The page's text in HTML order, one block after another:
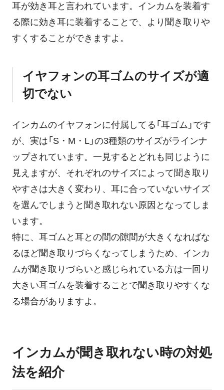
耳が効き耳と言われています。インカムを装着す
る際に効き耳に装着することで、より聞き取りや
すくすることができますよ。
イヤフォンの耳ゴムのサイズが適
切でない
インカムのイヤフォンに付属してる「耳ゴム」です
が、実は「S・M・L」の3種類のサイズがラインナ
ップされています。一見するとどれも同じように
見えますが、それぞれのサイズによって聞き取り
やすさは大きく変わり、耳に合っていないサイズ
を選んでしまうと聞き取れない原因となってしま
います。
特に、耳ゴムと耳との間の隙間が大きくなればな
るほど聞き取りづらくなってしまうため、インカ
ムが聞き取りづらいと感じられている方は一回り
大きい耳ゴムを装着することで聞き取りやすくな
る場合がありますよ。
インカムが聞き取れない時の対処
法を紹介